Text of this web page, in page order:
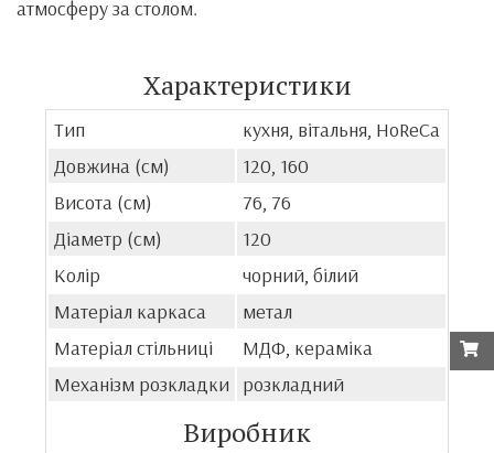
атмосферу за столом.
Характеристики
Тип
кухня, вітальня, HoReCa
Довжина (см)
120, 160
Висота (см)
76, 76
Діаметр (см)
120
Колір
чорний, білий
Матеріал каркаса
метал
Матеріал стільниці
МДФ, кераміка
Механізм розкладки
розкладний
Виробник